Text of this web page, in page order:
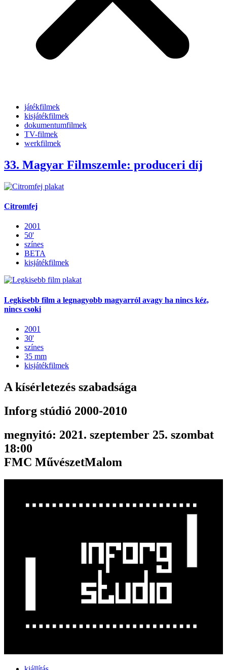
játékfilmek
kisjátékfilmek
dokumentumfilmek
TV-filmek
werkfilmek
33. Magyar Filmszemle: produceri díj
Citromfej
2001
50'
színes
BETA
kisjátékfilmek
Legkisebb film a legnagyobb magyarról avagy ha nincs kéz,
nincs csoki
2001
30'
színes
35 mm
kisjátékfilmek
A kísérletezés szabadsága
Inforg stúdió 2000-2010
megnyitó: 2021. szeptember 25. szombat
18:00
FMC MűvészetMalom